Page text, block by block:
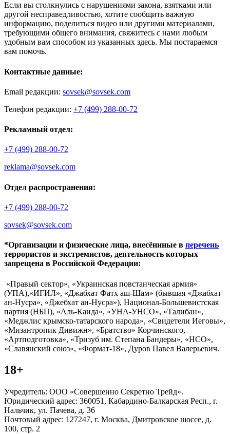
Если вы столкнулись с нарушениями закона, взятками или
другой несправедливостью, хотите сообщить важную
информацию, поделиться видео или другими материалами,
требующими общего внимания, свяжитесь с нами любым
удобным вам способом из указанных здесь. Мы постараемся
вам помочь.
Контактные данные:
Email редакции: sovsek@sovsek.com
Телефон редакции: +7 (499) 288-00-72
Рекламный отдел:
+7 (499) 288-00-72
reklama@sovsek.com
Отдел распространения:
+7 (499) 288-00-72
sovsek@sovsek.com
*Организации и физические лица, внесённные в перечень
террористов и экстремистов, деятельность которых
запрещена в Российской Федерации:
«Правый сектор», «Украинская повстанческая армия»
(УПА),«ИГИЛ», «Джабхат Фатх аш-Шам» (бывшая «Джабхат
ан-Нусра», «Джебхат ан-Нусра»), Национал-Большевистская
партия (НБП), «Аль-Каида», «УНА-УНСО», «Талибан»,
«Меджлис крымско-татарского народа», «Свидетели Иеговы»,
«Мизантропик Дивижн», «Братство» Корчинского,
«Артподготовка», «Тризуб им. Степана Бандеры», «НСО»,
«Славянский союз», «Формат-18», Дуров Павел Валерьевич.
18+
Учредитель: ООО «Совершенно Секретно Трейд».
Юридический адрес: 360051, Кабардино-Балкарская Респ., г.
Нальчик, ул. Пачева, д. 36
Почтовый адрес: 127247, г. Москва, Дмитровское шоссе, д.
100, стр. 2